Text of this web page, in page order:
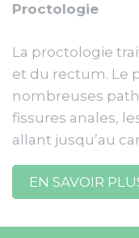
Proctologie
La proctologie
et du rectum. Le
nombreuses
fissures anales,
allant jusqu’au
EN SAVOIR